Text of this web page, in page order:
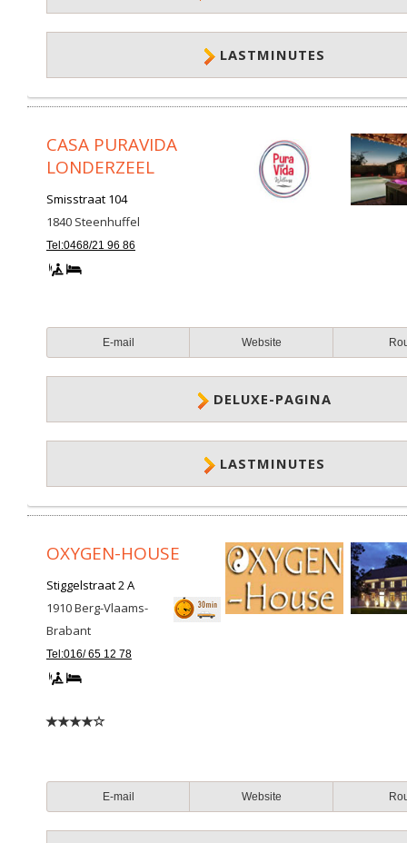
LASTMINUTES
CASA PURAVIDA
LONDERZEEL
Smisstraat 104
1840 Steenhuffel
Tel:0468/21 96 86
E-mail Website
DELUXE-PAGINA
LASTMINUTES
OXYGEN-HOUSE
Stiggelstraat 2 A
1910Berg-Vlaams-
Brabant
Tel:016/ 65 12 78
E-mail Website